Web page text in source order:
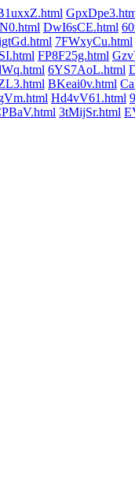
DwI6sCE.html
7FWxyCu.html
FP8F25g.html
6YS7AoL.html
BKeai0v.html
Hd4vV61.html
3tMijSr.html